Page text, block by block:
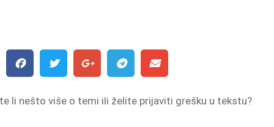
li nešto više o temi ili želite prijaviti grešku u tekstu?